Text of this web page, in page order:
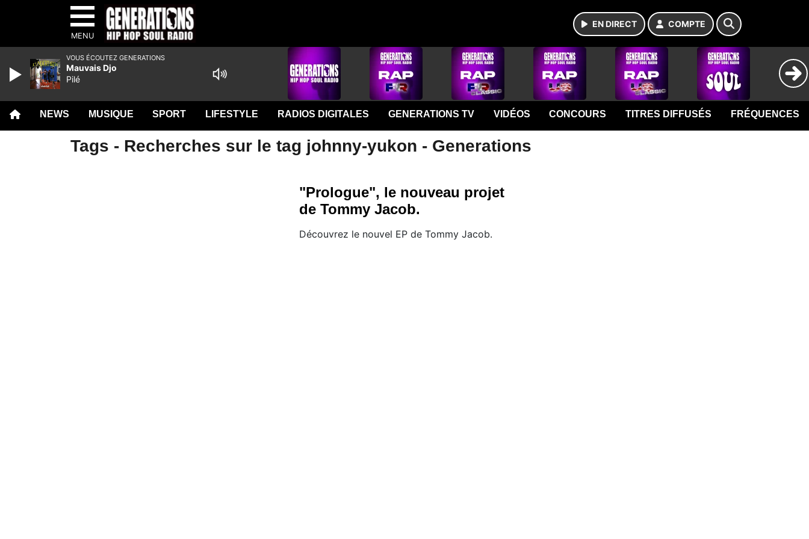
MENU
EN DIRECT COMPTE
NEWS MUSIQUE SPORT LIFESTYLE RADIOS DIGITALES GENERATIONS TV VIDÉOS CONCOURS TITRES DIFFUSÉS FRÉQUENCES
Tags - Recherches sur le tag johnny-yukon - Generations
"Prologue", le nouveau projet
de Tommy Jacob.
Découvrez le nouvel EP de Tommy Jacob.
VOUS ÉCOUTEZ GENERATIONS
Mauvais Djo
Pilé